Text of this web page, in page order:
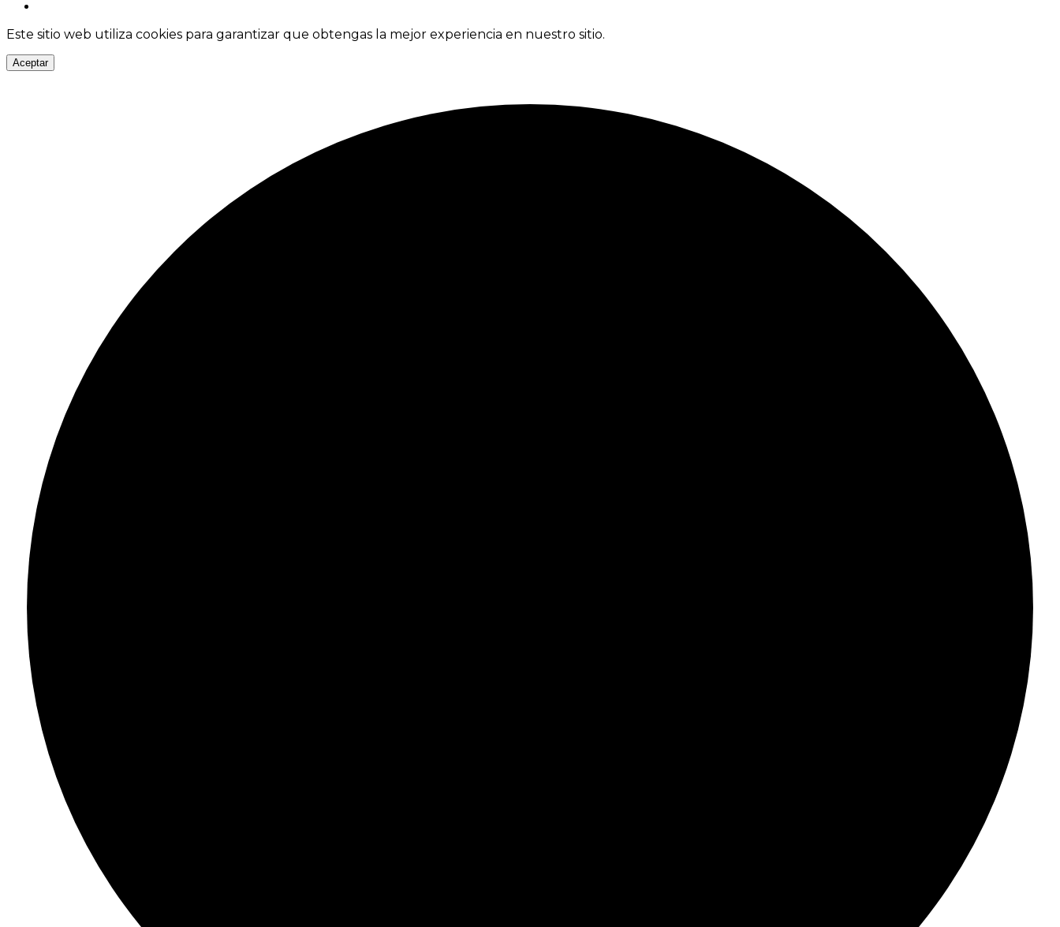
Este sitio web utiliza cookies para garantizar que obtengas la mejor experiencia en nuestro sitio.
Aceptar